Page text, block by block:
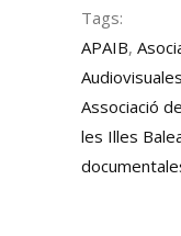
Tags:
APAIB,
Associació
les Illes